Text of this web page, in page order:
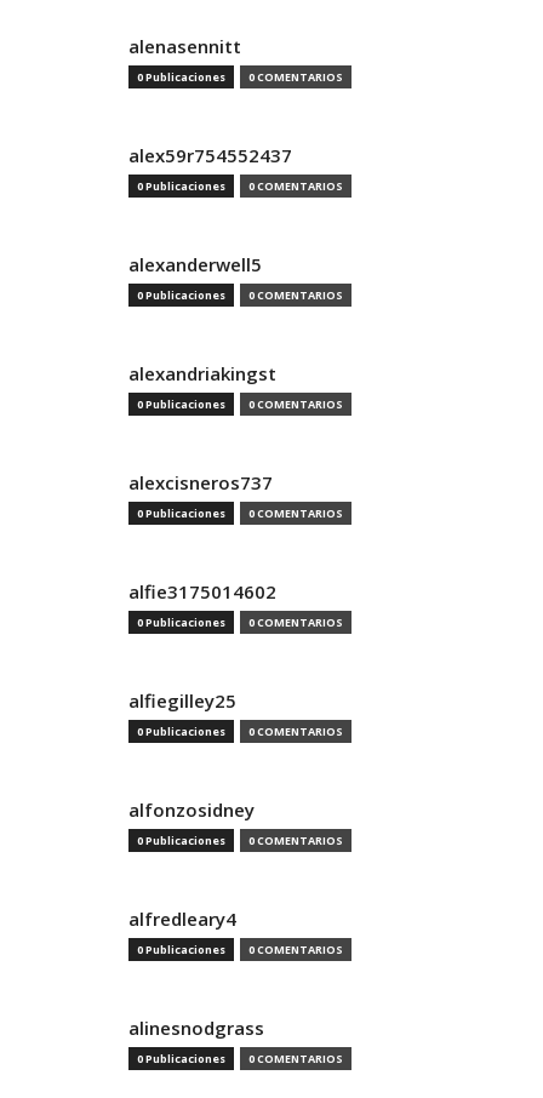
alenasennitt
0 Publicaciones 0 COMENTARIOS
alex59r754552437
0 Publicaciones 0 COMENTARIOS
alexanderwell5
0 Publicaciones 0 COMENTARIOS
alexandriakingst
0 Publicaciones 0 COMENTARIOS
alexcisneros737
0 Publicaciones 0 COMENTARIOS
alfie3175014602
0 Publicaciones 0 COMENTARIOS
alfiegilley25
0 Publicaciones 0 COMENTARIOS
alfonzosidney
0 Publicaciones 0 COMENTARIOS
alfredleary4
0 Publicaciones 0 COMENTARIOS
alinesnodgrass
0 Publicaciones 0 COMENTARIOS